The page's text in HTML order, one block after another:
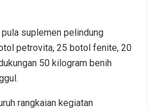
suplemen pelindung
petrovita, 25 botol fenite, 20
50 kilogram benih
rangkaian kegiatan